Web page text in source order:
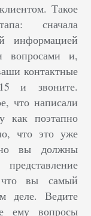
Такое
сначала
информацией
вопросами и,
контактные
и звоните.
что написали
как поэтапно
что это уже
но вы должны
что вы самый
деле. Ведите
ему вопросы